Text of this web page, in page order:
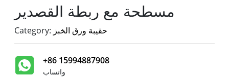
مسطحة مع ربطة القصدير
Category: حقيبة ورق الخبز
+86 15994887908
واتساب